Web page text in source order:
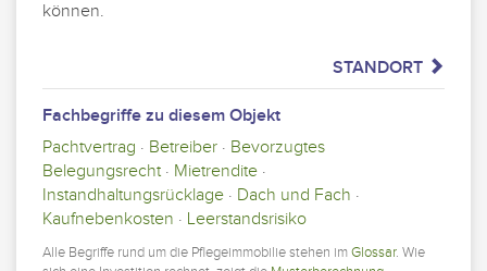
können.
STANDORT
Fachbegriffe zu diesem Objekt
Pachtvertrag · Betreiber · Bevorzugtes
Belegungsrecht· Mietrendite ·
Instandhaltungsrücklage · Dach und Fach ·
Kaufnebenkosten · Leerstandsrisiko
Alle Begriffe rund um die Pflegeimmobilie stehen imGlossar. Wie